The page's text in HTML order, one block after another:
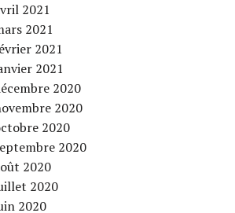
2021
2021
2021
2021
2020
2020
2020
2020
2020
2020
2020